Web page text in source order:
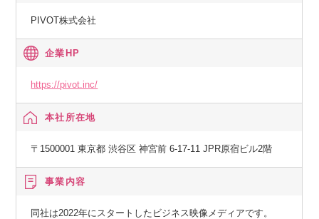
【オフィス】
スクエアの2拠点を構えております。
本社は映像収録をメインに4つのスタジオとメイクルームを設
WeWorkはリアルでの対話・協業を促進すべく、
【働くうえでの「3つの魅力」】
① 自律を重んじるハイブリッドな働き方
・スーパーフレックス制度
PIVOT株式会社
企業HP
https://pivot.inc/
本社所在地
〒1500001 東京都 渋谷区 神宮前 6-17-11 JPR原宿ビル2階
事業内容
同社は2022年にスタートしたビジネス映像メディアです。